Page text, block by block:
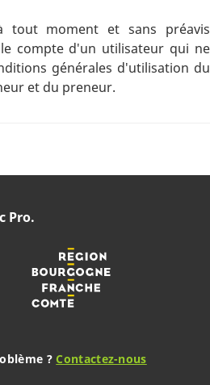
tout moment et sans préavis
compte d'un utilisateur qui ne
générales d'utilisation du
et du preneur.
Pro.
?Contactez-nous